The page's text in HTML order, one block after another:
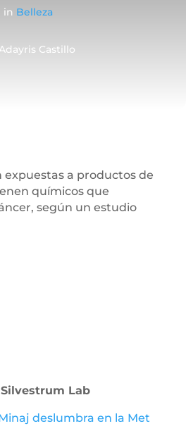
in Belleza
Castillo
expuestas a productos de
químicos que
según un estudio
Lab
deslumbra en la Met